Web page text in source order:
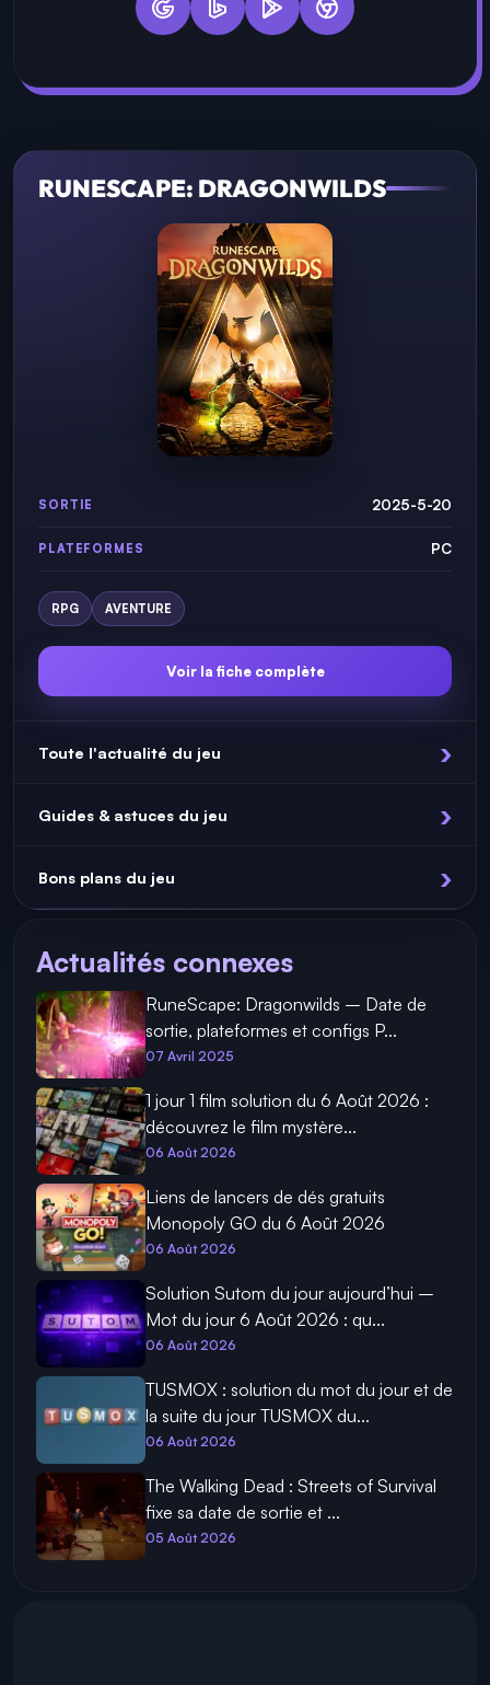
RUNESCAPE: DRAGONWILDS
SORTIE 2025-5-20
PLATEFORMES PC
RPG AVENTURE
Voir la fiche complète
Toute l'actualité du jeu
Guides & astuces du jeu
Bons plans du jeu
Actualités connexes
RuneScape: Dragonwilds – Date de
sortie, plateformes et configs P...
07 Avril 2025
1 jour 1 film solution du 6 Août 2026 :
découvrez le film mystère...
06 Août 2026
Liens de lancers de dés gratuits
Monopoly GO du 6 Août 2026
06 Août 2026
Solution Sutom du jour aujourd’hui –
Mot du jour 6 Août 2026 : qu...
06 Août 2026
TUSMOX : solution du mot du jour et de
la suite du jour TUSMOX du...
06 Août 2026
The Walking Dead : Streets of Survival
fixe sa date de sortie et ...
05 Août 2026